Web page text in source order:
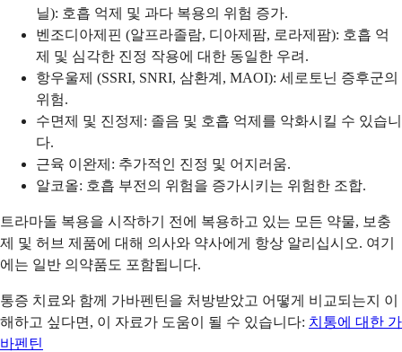
닐): 호흡 억제 및 과다 복용의 위험 증가.
벤조디아제핀 (알프라졸람, 디아제팜, 로라제팜): 호흡 억
제 및 심각한 진정 작용에 대한 동일한 우려.
항우울제 (SSRI, SNRI, 삼환계, MAOI): 세로토닌 증후군의
위험.
수면제 및 진정제: 졸음 및 호흡 억제를 악화시킬 수 있습니
다.
근육 이완제: 추가적인 진정 및 어지러움.
알코올: 호흡 부전의 위험을 증가시키는 위험한 조합.
트라마돌 복용을 시작하기 전에 복용하고 있는 모든 약물, 보충
제 및 허브 제품에 대해 의사와 약사에게 항상 알리십시오. 여기
에는 일반 의약품도 포함됩니다.
통증 치료와 함께 가바펜틴을 처방받았고 어떻게 비교되는지 이
해하고 싶다면, 이 자료가 도움이 될 수 있습니다: 치통에 대한 가
바펜틴